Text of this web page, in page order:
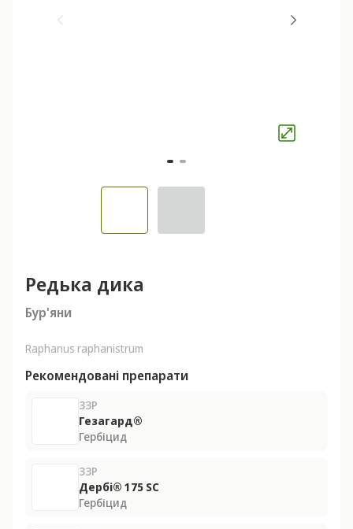
Редька дика
Бур'яни
Raphanus raphanistrum
Рекомендовані препарати
ЗЗР
Гезагард®
Гербіцид
ЗЗР
Дербі® 175 SС
Гербіцид